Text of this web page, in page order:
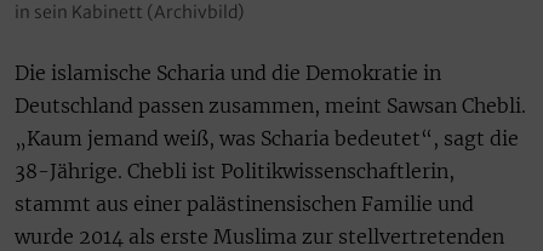
in sein Kabinett (Archivbild)
Die islamische Scharia und die Demokratie in
Deutschland passen zusammen, meint Sawsan Chebli.
„Kaum jemand weiß, was Scharia bedeutet“, sagt die
38-Jährige. Chebli ist Politikwissenschaftlerin,
stammt aus einer palästinensischen Familie und
wurde 2014 als erste Muslima zur stellvertretenden